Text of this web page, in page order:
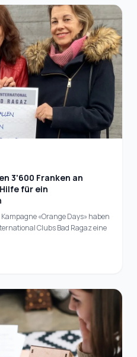
3'600 Franken an
für ein
«Orange Days» haben
Clubs Bad Ragaz eine